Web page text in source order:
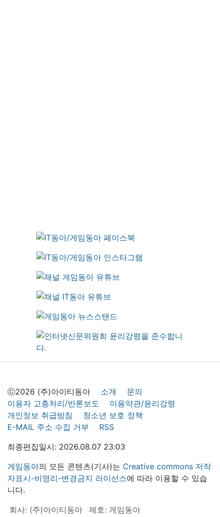
ⓒ2026 (주)아이티동아 소개
문의
이용자 고충처리/반론보도
이용약관/윤리강령
개인정보 취급방침
청소년 보호 정책
E-MAIL 주소 수집 거부
RSS
최종편집일시: 2026.08.07 23:03
게임동아의 모든 콘텐츠(기사)는 Creative commons 저작
자표시-비영리-변경금지 라이선스에 따라 이용할 수 있습
니다.
회사: (주)아이티동아
제호: 게임동아